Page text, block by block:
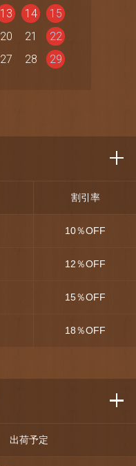
13 14
15
20 21
22
27 28
29
割引率
10％OFF
12％OFF
15％OFF
18％OFF
出荷予定